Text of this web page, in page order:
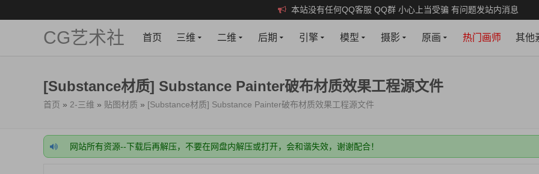
本站没有任何QQ客服 QQ群 小心上当受骗 有问题发站内消息
CG艺术社 首页 三维 二维 后期 引擎 模型 摄影 原画 热门画师 其他
[Substance材质] Substance Painter破布材质效果工程源文件
首页 » 2-三维 » 贴图材质 » [Substance材质] Substance Painter破布材质效果工程源文件
网站所有资源--下载后再解压，不要在网盘内解压或打开，会和谐失效，谢谢配合！
网站注册一定要绑定好邮箱，很关键！
网站充值成功后，需要手动开通VIP，稍等一下，刷新即可！